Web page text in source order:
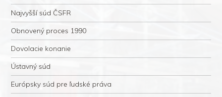
Najvyšší súd ČSFR
Obnovený proces 1990
Dovolacie konanie
Ústavný súd
Európsky súd pre ľudské práva